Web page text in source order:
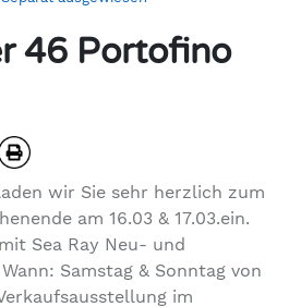
46 Portofino
wir Sie sehr herzlich zum
am 16.03 & 17.03.ein.
mit Sea Ray Neu- und
Samstag & Sonntag von
im